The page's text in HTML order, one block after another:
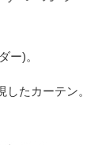
ー)。
たカーテン。